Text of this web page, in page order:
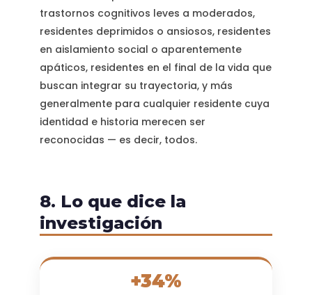
trastornos cognitivos leves a moderados,
residentes deprimidos o ansiosos, residentes
en aislamiento social o aparentemente
apáticos, residentes en el final de la vida que
buscan integrar su trayectoria, y más
generalmente para cualquier residente cuya
identidad e historia merecen ser
reconocidas — es decir, todos.
8. Lo que dice la
investigación
+34%